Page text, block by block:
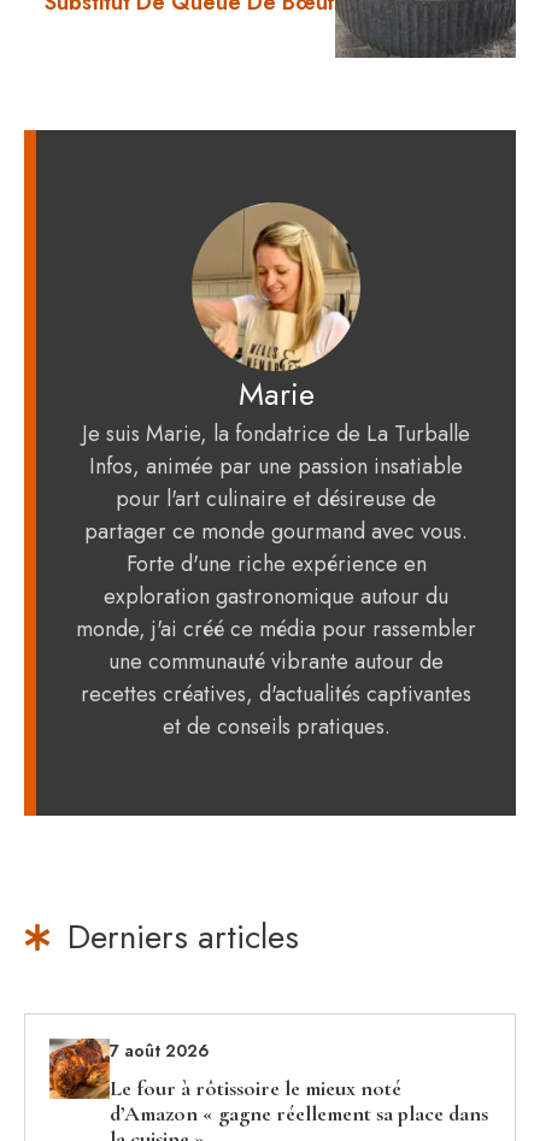
Marie
Je suis Marie, la fondatrice de La Turballe
Infos, animée par une passion insatiable
pour l'art culinaire et désireuse de
partager ce monde gourmand avec vous.
Forte d'une riche expérience en
exploration gastronomique autour du
monde, j'ai créé ce média pour rassembler
une communauté vibrante autour de
recettes créatives, d'actualités captivantes
et de conseils pratiques.
Derniers articles
7 août 2026
Le four à rôtissoire le mieux noté
d’Amazon « gagne réellement sa place dans